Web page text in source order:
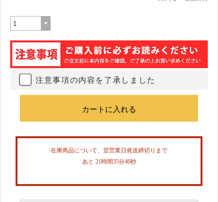
注意事項の内容を了承しました
在庫商品について、翌営業日発送締切りまで
あと 21時間35分40秒